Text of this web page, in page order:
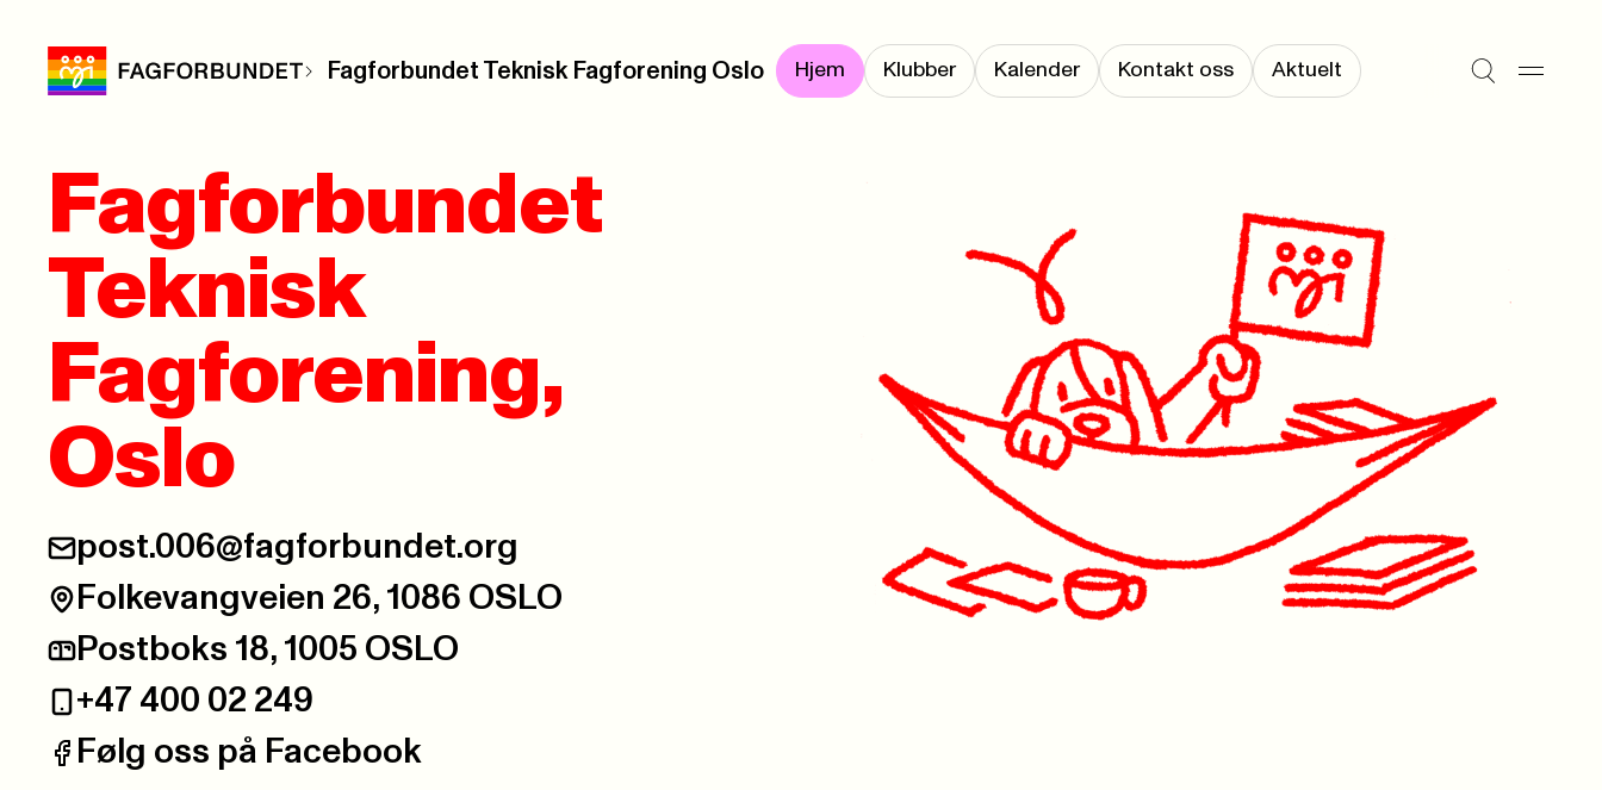
Fagforbundet Teknisk Fagforening Oslo Hjem Klubber Kalender Kontakt oss Aktuelt
Fagforbundet
Teknisk
Fagforening,
Oslo
E-post:
post.006@fagforbundet.org
Besøksadresse:
Folkevangveien 26, 1086 OSLO
Postadresse:
Postboks 18, 1005 OSLO
Telefon:
+47 400 02 249
Facebook:
Følg oss på Facebook